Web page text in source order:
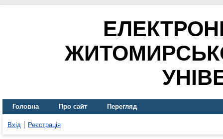
Головна Про сайт Перегляд
Вхід Реєстрація